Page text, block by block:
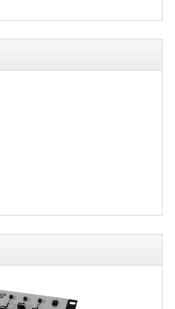
Multi-Usage
DJ
Case Coins Roulettes
VSR (capot En L)